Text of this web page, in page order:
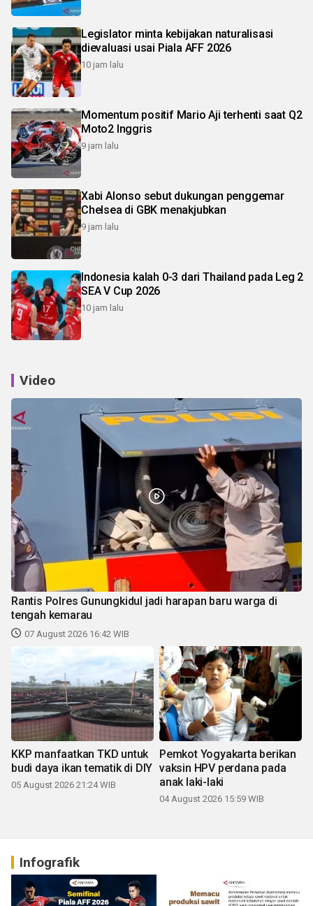
Legislator minta kebijakan naturalisasi
dievaluasi usai Piala AFF 2026
10 jam lalu
Momentum positif Mario Aji terhenti saat Q2
Moto2 Inggris
9 jam lalu
Xabi Alonso sebut dukungan penggemar
Chelsea di GBK menakjubkan
9 jam lalu
Indonesia kalah 0-3 dari Thailand pada Leg 2
SEA V Cup 2026
10 jam lalu
Video
Rantis Polres Gunungkidul jadi harapan baru warga di
tengah kemarau
07 August 2026 16:42 WIB
KKP manfaatkan TKD untuk
budi daya ikan tematik di DIY
05 August 2026 21:24 WIB
Pemkot Yogyakarta berikan
vaksin HPV perdana pada
anak laki-laki
04 August 2026 15:59 WIB
Infografik